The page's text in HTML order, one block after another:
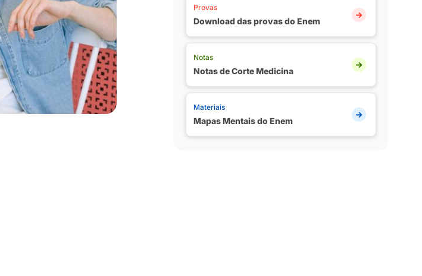
Provas
Download das provas do Enem
Notas
Notas de Corte Medicina
Materiais
Mapas Mentais do Enem